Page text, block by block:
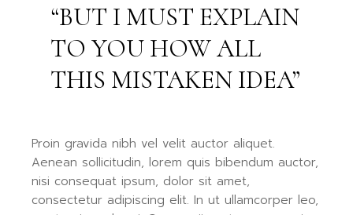
“BUT I MUST EXPLAIN
TO YOU HOW ALL
THIS MISTAKEN IDEA”
Proin gravida nibh vel velit auctor aliquet.
Aenean sollicitudin, lorem quis bibendum auctor,
nisi consequat ipsum, dolor sit amet,
consectetur adipiscing elit. In ut ullamcorper leo,